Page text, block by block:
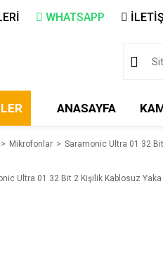
WHATSAPP
ANASAYFA
Mikrofonlar Saramonic Ultra 01 32